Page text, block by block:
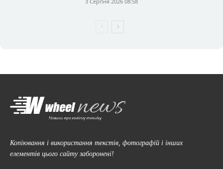
Копіювання і використання текстів, фотографій і інших
елементів цього сайту заборонені!